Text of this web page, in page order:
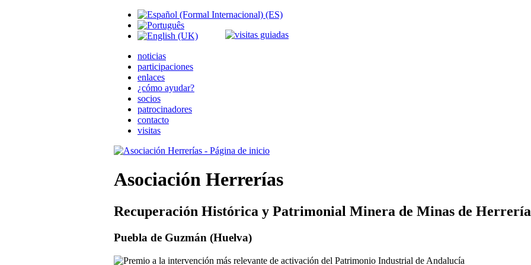
noticias
participaciones
enlaces
¿cómo ayudar?
socios
patrocinadores
contacto
visitas
Asociación Herrerías
Recuperación Histórica y Patrimonial Minera de Minas de
Puebla de Guzmán (Huelva)